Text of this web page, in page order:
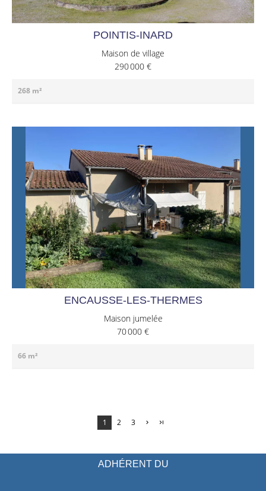
POINTIS-INARD
Maison de village
290 000 €
268 m²
ENCAUSSE-LES-THERMES
Maison jumelée
70 000 €
66 m²
1 2 3
ADHÉRENT DU